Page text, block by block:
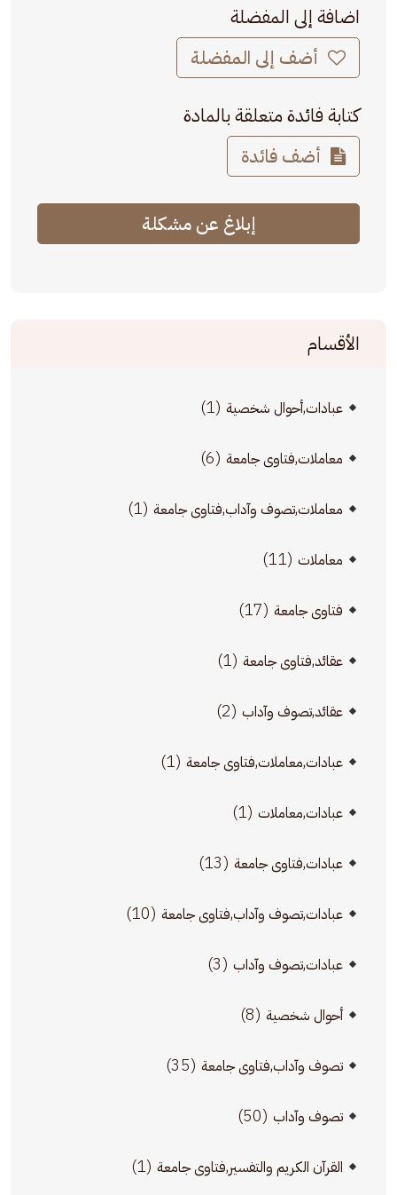
اضافة إلى المفضلة
أضف إلى المفضلة
كتابة فائدة متعلقة بالمادة
أضف فائدة
إبلاغ عن مشكلة
الأقسام
عبادات,أحوال شخصية (1)
معاملات,فتاوى جامعة (6)
معاملات,تصوف وآداب,فتاوى جامعة (1)
معاملات (11)
فتاوى جامعة (17)
عقائد,فتاوى جامعة (1)
عقائد,تصوف وآداب (2)
عبادات,معاملات,فتاوى جامعة (1)
عبادات,معاملات (1)
عبادات,فتاوى جامعة (13)
عبادات,تصوف وآداب,فتاوى جامعة (10)
عبادات,تصوف وآداب (3)
أحوال شخصية (8)
تصوف وآداب,فتاوى جامعة (35)
تصوف وآداب (50)
القرآن الكريم والتفسير,فتاوى جامعة (1)